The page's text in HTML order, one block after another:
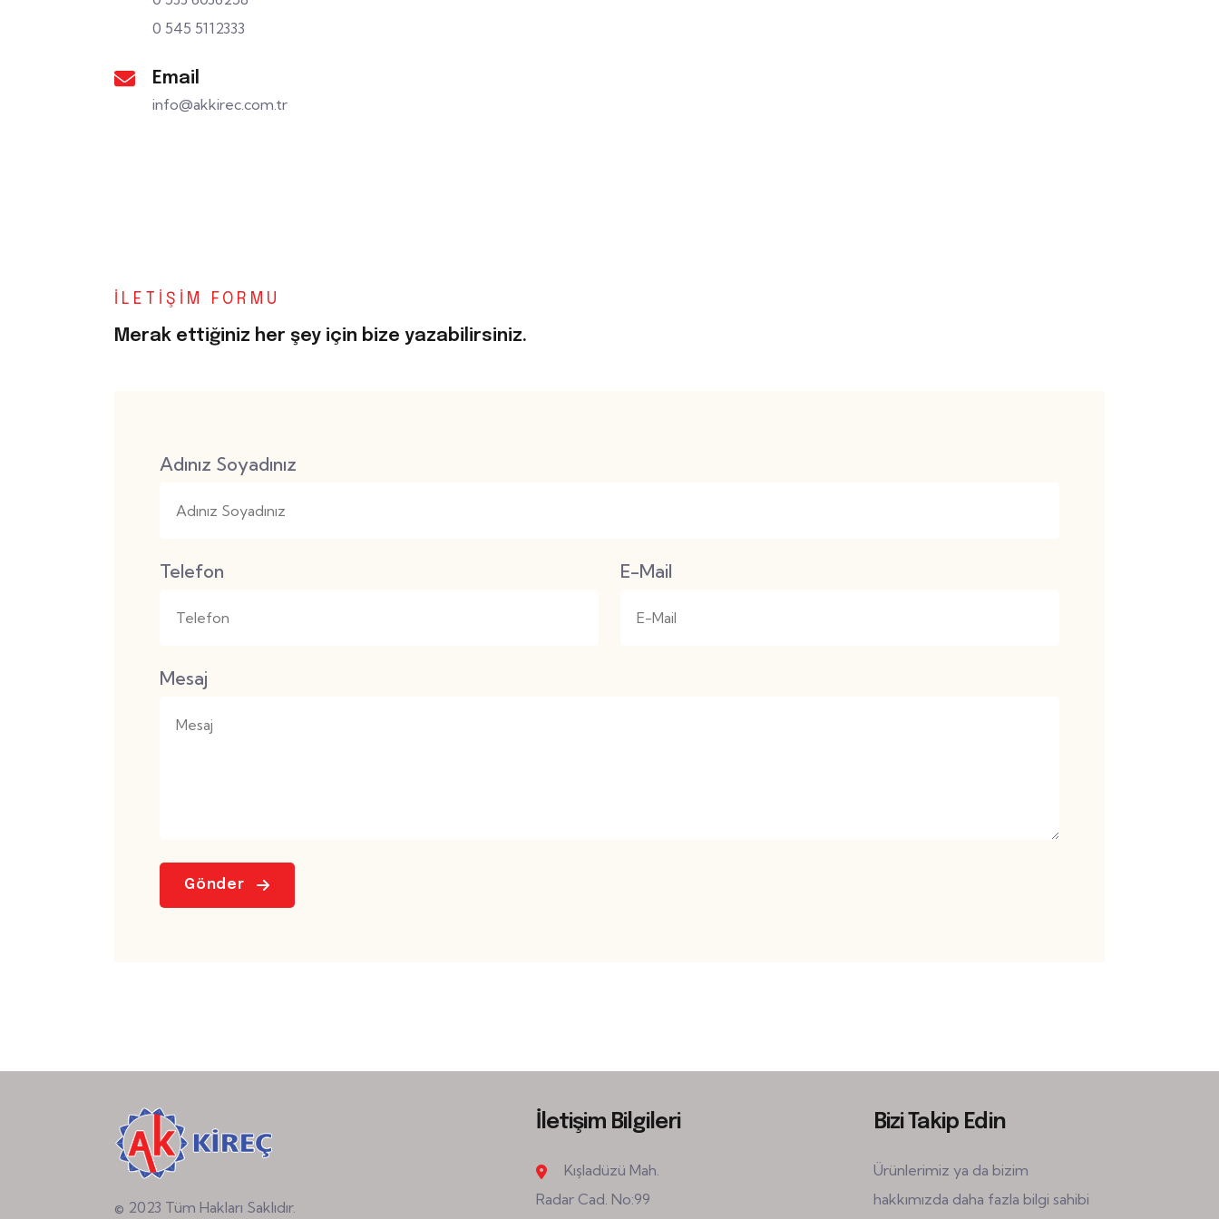
0 545 5112333
Email
info@akkirec.com.tr
İLETIŞIM FORMU
Merak ettiğiniz her şey için bize yazabilirsiniz.
Adınız Soyadınız
Telefon E-Mail
Mesaj
Gönder
© 2023 Tüm Hakları Saklıdır.
İletişim Bilgileri
Kışladüzü Mah.
Radar Cad. No:99
Bizi Takip Edin
Ürünlerimiz ya da bizim
hakkımızda daha fazla bilgi sahibi